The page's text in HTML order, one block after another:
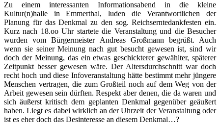
Zu einem interessanten Informationsabend in die kleine
Kultur(n)halle in Emmerthal, luden die Verantwortlichen der
Planung für das Denkmal zu den sog. Reichserntedankfesten ein.
Kurz nach 18.oo Uhr startete die Veranstaltung und die Besucher
wurden vom Bürgermeister Andreas Großmann begrüßt. Auch
wenn sie seiner Meinung nach gut besucht gewesen ist, sind wir
doch der Meinung, das ein etwas geschickterer gewählter, späterer
Zeitpunkt besser gewesen wäre. Der Altersdurchschnitt war doch
recht hoch und diese Infoveranstaltung hätte bestimmt mehr jüngere
Menschen vertragen, die zum Großteil noch auf dem Weg von der
Arbeit gewesen sein dürften. Respekt aber denen, die da waren und
sich äußerst kritisch dem geplanten Denkmal gegenüber geäußert
haben. Liegt es dabei wirklich an der Uhrzeit der Veranstaltung oder
ist es eher doch das Desinteresse an diesem Denkmal…?